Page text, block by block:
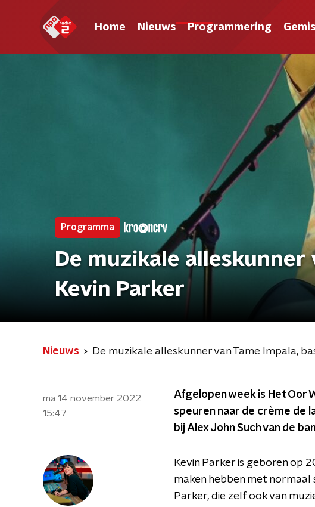
Home Nieuws Programmering
Programma
De muzikale alleskunner
Kevin Parker
Nieuws De muzikale alleskunner van Tame Impala,
ma 14 november 2022
15:47
Afgelopen week is Het Oor
speuren naar de crème de
bij Alex John Such van de
Kevin Parker is geboren op
maken hebben met
Parker, die zelf ook van